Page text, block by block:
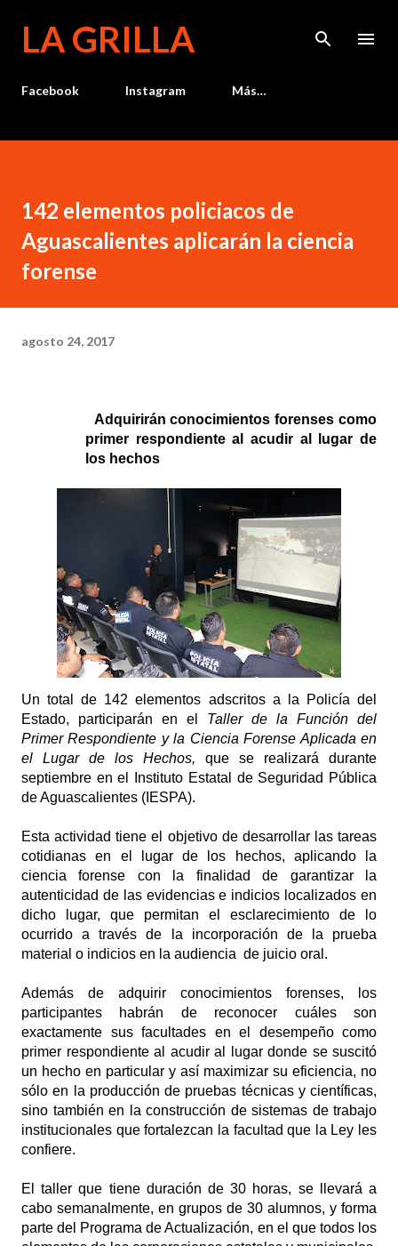
LA GRILLA
Facebook Instagram Más…
142 elementos policiacos de
Aguascalientes aplicarán la ciencia
forense
agosto 24, 2017
Adquirirán conocimientos forenses como
primer respondiente al acudir al lugar de
los hechos
Un total de 142 elementos adscritos a la Policía del
Estado, participarán en el Taller de la Función del
Primer Respondiente y la Ciencia Forense Aplicada en
el Lugar de los Hechos, que se realizará durante
septiembre en el Instituto Estatal de Seguridad Pública
de Aguascalientes (IESPA).
Esta actividad tiene el objetivo de desarrollar las tareas
cotidianas en el lugar de los hechos, aplicando la
ciencia forense con la finalidad de garantizar la
autenticidad de las evidencias e indicios localizados en
dicho lugar, que permitan el esclarecimiento de lo
ocurrido a través de la incorporación de la prueba
material o indicios en la audiencia de juicio oral.
Además de adquirir conocimientos forenses, los
participantes habrán de reconocer cuáles son
exactamente sus facultades en el desempeño como
primer respondiente al acudir al lugar donde se suscitó
un hecho en particular y así maximizar su eficiencia, no
sólo en la producción de pruebas técnicas y científicas,
sino también en la construcción de sistemas de trabajo
institucionales que fortalezcan la facultad que la Ley les
confiere.
El taller que tiene duración de 30 horas, se llevará a
cabo semanalmente, en grupos de 30 alumnos, y forma
parte del Programa de Actualización, en el que todos los